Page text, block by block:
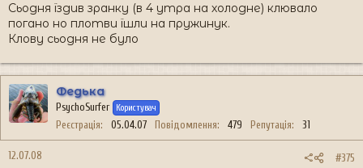
Сьодня їздив зранку (в 4 утра на холодне) клювало
погано но плотви їшли на пружинук.
Клову сьодня не було
Федька
PsychoSurfer Користувач
Реєстрація 05.04.07 Повідомлення 479 Репутація 31
12.07.08 #375